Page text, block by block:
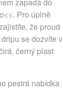
zapadá do
Pro úplně
že proud
se dozvíte v
černý plast
pestrá nabídka